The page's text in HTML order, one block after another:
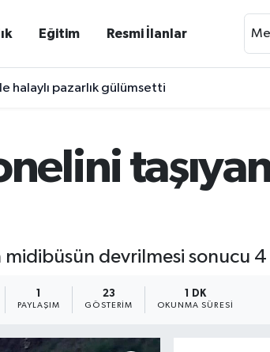
Eğitim Resmi İlanlar
halaylı pazarlık gülümsetti
devrilmesi sonucu 4
PAYLAŞIM
23
GÖSTERIM
1 DK
OKUNMA SÜRESI